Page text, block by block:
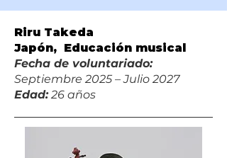
Riru Takeda
Japón, Educación musical
Fecha de voluntariado:
Septiembre 2025 – Julio 2027
Edad:26 años